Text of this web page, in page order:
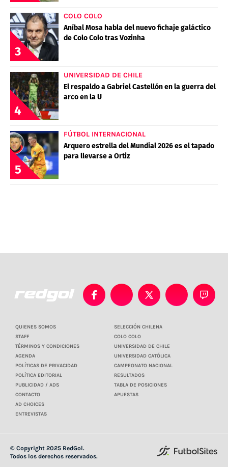
3
COLO COLO
Aníbal Mosa habla del nuevo fichaje galáctico
de Colo Colo tras Vozinha
4
UNIVERSIDAD DE CHILE
El respaldo a Gabriel Castellón en la guerra del
arco en la U
5
FÚTBOL INTERNACIONAL
Arquero estrella del Mundial 2026 es el tapado
para llevarse a Ortiz
QUIENES SOMOS
STAFF
TÉRMINOS Y CONDICIONES
AGENDA
POLÍTICAS DE PRIVACIDAD
POLÍTICA EDITORIAL
PUBLICIDAD / ADS
CONTACTO
AD CHOICES
ENTREVISTAS
SELECCIÓN CHILENA
COLO COLO
UNIVERSIDAD DE CHILE
UNIVERSIDAD CATÓLICA
CAMPEONATO NACIONAL
RESULTADOS
TABLA DE POSICIONES
APUESTAS
© Copyright 2025 RedGol.
Todos los derechos reservados.